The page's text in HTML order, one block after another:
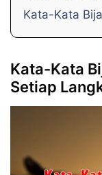
Kata-Kata
Kata-Kata
Setiap